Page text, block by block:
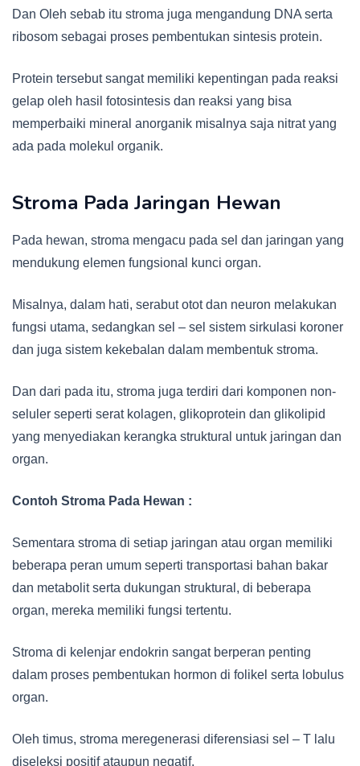
Dan Oleh sebab itu stroma juga mengandung DNA serta
ribosom sebagai proses pembentukan sintesis protein.
Protein tersebut sangat memiliki kepentingan pada reaksi
gelap oleh hasil fotosintesis dan reaksi yang bisa
memperbaiki mineral anorganik misalnya saja nitrat yang
ada pada molekul organik.
Stroma Pada Jaringan Hewan
Pada hewan, stroma mengacu pada sel dan jaringan yang
mendukung elemen fungsional kunci organ.
Misalnya, dalam hati, serabut otot dan neuron melakukan
fungsi utama, sedangkan sel – sel sistem sirkulasi koroner
dan juga sistem kekebalan dalam membentuk stroma.
Dan dari pada itu, stroma juga terdiri dari komponen non-
seluler seperti serat kolagen, glikoprotein dan glikolipid
yang menyediakan kerangka struktural untuk jaringan dan
organ.
Contoh Stroma Pada Hewan :
Sementara stroma di setiap jaringan atau organ memiliki
beberapa peran umum seperti transportasi bahan bakar
dan metabolit serta dukungan struktural, di beberapa
organ, mereka memiliki fungsi tertentu.
Stroma di kelenjar endokrin sangat berperan penting
dalam proses pembentukan hormon di folikel serta lobulus
organ.
Oleh timus, stroma meregenerasi diferensiasi sel – T lalu
diseleksi positif ataupun negatif.